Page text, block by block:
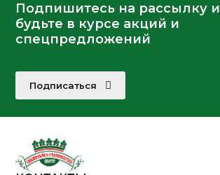
Подпишитесь на рассылку и
будьте в курсе акций и
спецпредложений
Подписаться